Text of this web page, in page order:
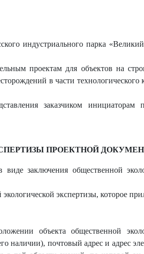
индустриального парка
проектам для объектов на
в части технологического
заказчиком инициаторам
ПРОЕКТНОЙ
заключения общественной
экспертизы, которое
объекта общественной
наличии), почтовый адрес и адрес